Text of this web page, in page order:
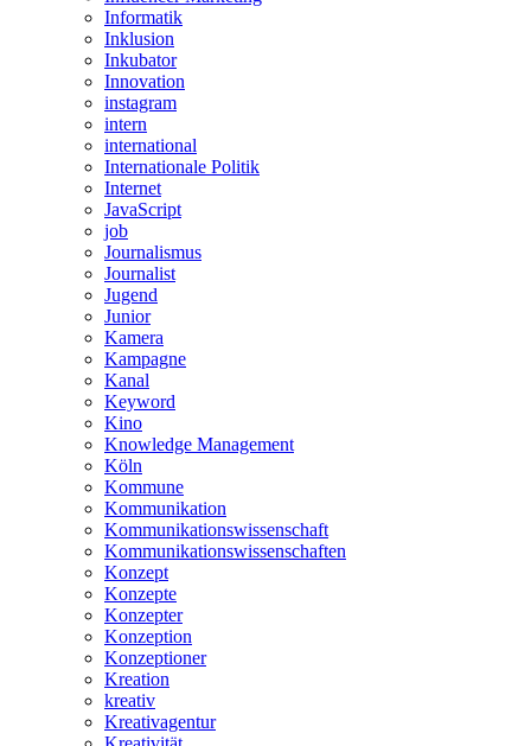
Informatik
Inklusion
Inkubator
Innovation
instagram
intern
international
Internationale Politik
Internet
JavaScript
job
Journalismus
Journalist
Jugend
Junior
Kamera
Kampagne
Kanal
Keyword
Kino
Knowledge Management
Köln
Kommune
Kommunikation
Kommunikationswissenschaft
Kommunikationswissenschaften
Konzept
Konzepte
Konzepter
Konzeption
Konzeptioner
Kreation
kreativ
Kreativagentur